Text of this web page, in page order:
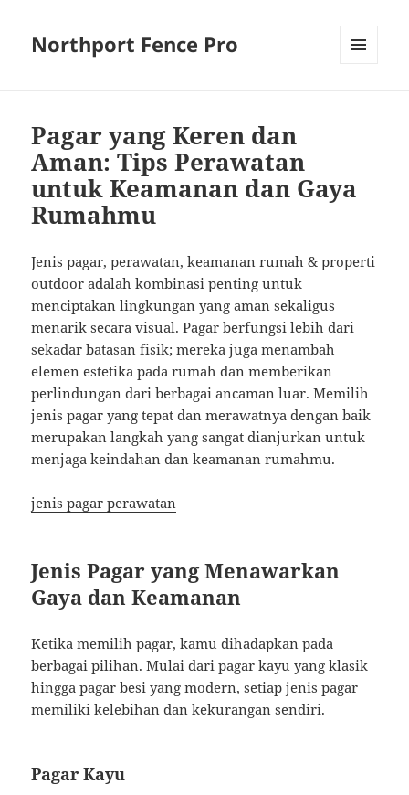
Northport Fence Pro
Pagar yang Keren dan
Aman: Tips Perawatan
untuk Keamanan dan Gaya
Rumahmu
Jenis pagar, perawatan, keamanan rumah & properti
outdoor adalah kombinasi penting untuk
menciptakan lingkungan yang aman sekaligus
menarik secara visual. Pagar berfungsi lebih dari
sekadar batasan fisik; mereka juga menambah
elemen estetika pada rumah dan memberikan
perlindungan dari berbagai ancaman luar. Memilih
jenis pagar yang tepat dan merawatnya dengan baik
merupakan langkah yang sangat dianjurkan untuk
menjaga keindahan dan keamanan rumahmu.
jenis pagar perawatan
Jenis Pagar yang Menawarkan
Gaya dan Keamanan
Ketika memilih pagar, kamu dihadapkan pada
berbagai pilihan. Mulai dari pagar kayu yang klasik
hingga pagar besi yang modern, setiap jenis pagar
memiliki kelebihan dan kekurangan sendiri.
Pagar Kayu